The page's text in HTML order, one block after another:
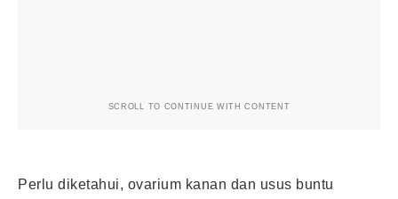
SCROLL TO CONTINUE WITH CONTENT
Perlu diketahui, ovarium kanan dan usus buntu